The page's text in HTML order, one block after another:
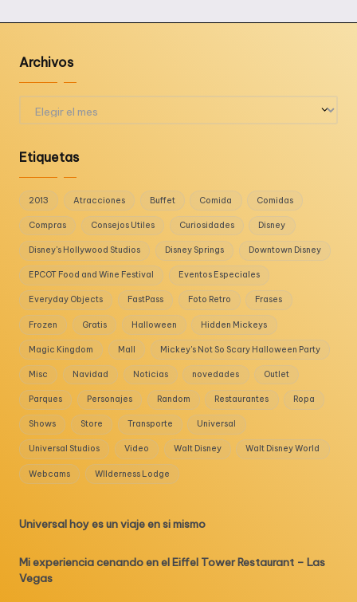
Archivos
Etiquetas
2013 Atracciones Buffet Comida Comidas
Compras Consejos Utiles Curiosidades Disney
Disney's Hollywood Studios Disney Springs Downtown Disney
EPCOT Food and Wine Festival Eventos Especiales
Everyday Objects FastPass Foto Retro Frases
Frozen Gratis Halloween Hidden Mickeys
Magic Kingdom Mall Mickey's Not So Scary Halloween Party
Misc Navidad Noticias novedades Outlet
Parques Personajes Random Restaurantes Ropa
Shows Store Transporte Universal
Universal Studios Video Walt Disney Walt Disney World
Webcams WIlderness Lodge
Universal hoy es un viaje en si mismo
Mi experiencia cenando en el Eiffel Tower Restaurant – Las
Vegas